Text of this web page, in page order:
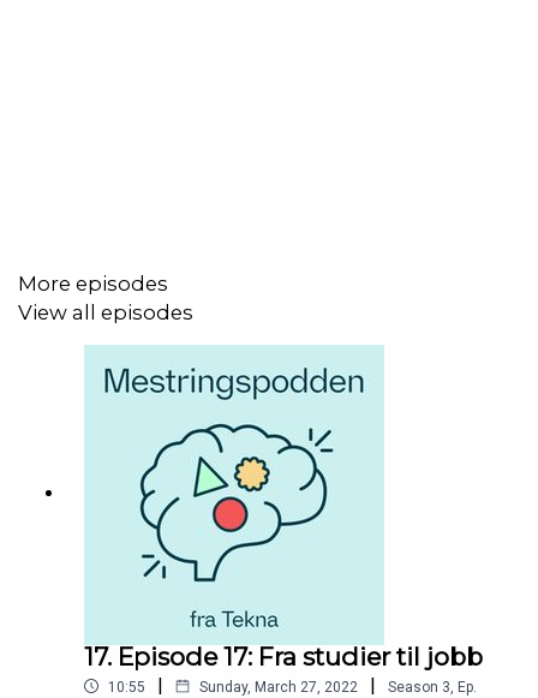
More episodes
View all episodes
17. Episode 17: Fra studier til jobb
10:55 | Sunday, March 27, 2022 | Season 3, Ep.